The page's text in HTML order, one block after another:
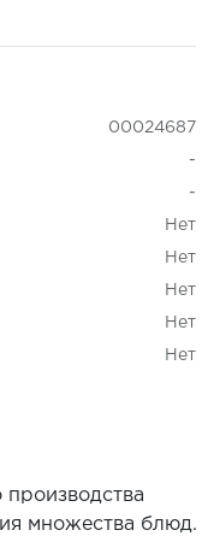
00024687
-
-
Нет
Нет
Нет
Нет
Нет
производства
множества блюд.